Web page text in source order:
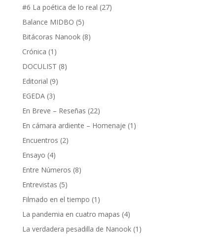
#6 La poética de lo real (27)
Balance MIDBO (5)
Bitácoras Nanook(8)
Crónica (1)
DOCULIST (8)
Editorial (9)
EGEDA(3)
En Breve – Reseñas (22)
En cámara ardiente – Homenaje (1)
Encuentros (2)
Ensayo (4)
Entre Números (8)
Entrevistas (5)
Filmado en el tiempo (1)
La pandemia en cuatro mapas (4)
La verdadera pesadilla de Nanook(1)